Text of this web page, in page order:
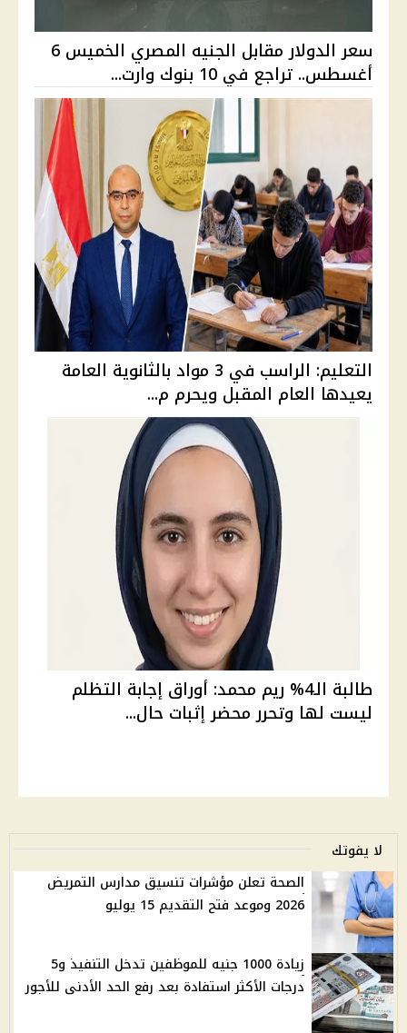
سعر الدولار مقابل الجنيه المصري الخميس 6
أغسطس.. تراجع في 10 بنوك وارت...
التعليم: الراسب في 3 مواد بالثانوية العامة
يعيدها العام المقبل ويحرم م...
طالبة الـ4% ريم محمد: أوراق إجابة التظلم
ليست لها وتحرر محضر إثبات حال...
لا يفوتك
الصحة تعلن مؤشرات تنسيق مدارس التمريض
2026 وموعد فتح التقديم 15 يوليو
زيادة 1000 جنيه للموظفين تدخل التنفيذ و5
درجات الأكثر استفادة بعد رفع الحد الأدنى للأجور